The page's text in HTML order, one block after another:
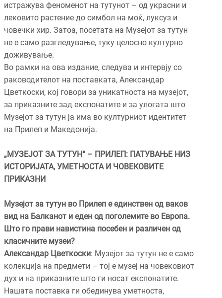
истражува феноменот на тутунот – од украсни и
лековито растение до симбол на моќ, луксуз и
човечки хир. Затоа, посетата на Музејот за тутун
не е само разгледување, туку целосно културно
доживување.
Во рамки на ова издание, следува и интервју со
раководителот на поставката, Александар
Цветкоски, кој говори за уникатноста на музејот,
за приказните зад експонатите и за улогата што
Музејот за тутун ја има во културниот идентитет
на Прилеп и Македонија.
„МУЗЕЈОТ ЗА ТУТУН“ – ПРИЛЕП: ПАТУВАЊЕ НИЗ
ИСТОРИЈАТА, УМЕТНОСТА И ЧОВЕКОВИТЕ
ПРИКАЗНИ
Музејот за тутун во Прилеп е единствен од ваков
вид на Балканот и еден од поголемите во Европа.
Што го прави навистина посебен и различен од
класичните музеи?
Александар Цветкоски: Музејот за тутун не е само
колекција на предмети – тој е музеј на човековиот
дух и на приказните што ги носат експонатите.
Нашата поставка ги обединува уметноста,